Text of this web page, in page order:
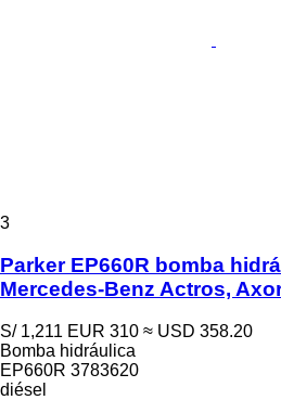
3
Parker EP660R bomba
Mercedes-Benz Actros,
S/ 1,211 EUR 310 ≈ USD 358.20
Bomba hidráulica
EP660R 3783620
diésel